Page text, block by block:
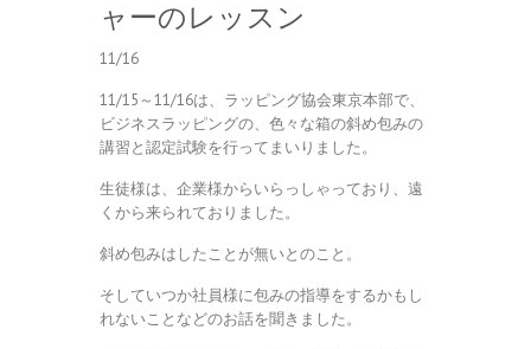
ャーのレッスン
11/16
11/15～11/16は、ラッピング協会東京本部で、
ビジネスラッピングの、色々な箱の斜め包みの
講習と認定試験を行ってまいりました。
生徒様は、企業様からいらっしゃっており、遠
くから来られておりました。
斜め包みはしたことが無いとのこと。
そしていつか社員様に包みの指導をするかもし
れないことなどのお話を聞きました。